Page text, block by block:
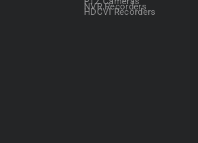
NVR Recorders
HDCVI Recorders